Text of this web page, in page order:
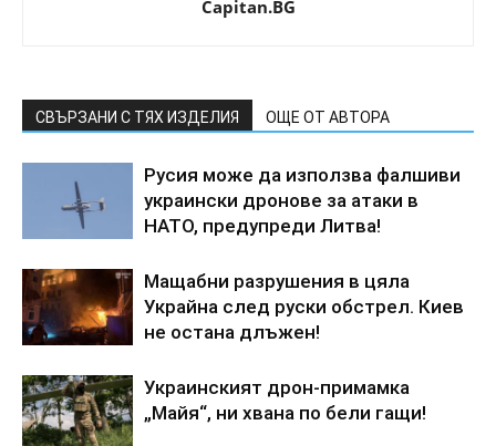
Capitan.BG
СВЪРЗАНИ С ТЯХ ИЗДЕЛИЯ ОЩЕ ОТ АВТОРА
Русия може да използва фалшиви
украински дронове за атаки в
НАТО, предупреди Литва!
Мащабни разрушения в цяла
Украйна след руски обстрел. Киев
не остана длъжен!
Украинският дрон-примамка
„Майя“, ни хвана по бели гащи!